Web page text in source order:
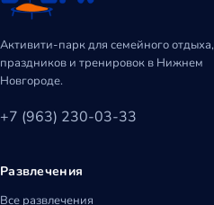
Активити-парк для семейного отдыха,
праздников и тренировок в Нижнем
Новгороде.
+7 (963) 230-03-33
Развлечения
Все развлечения